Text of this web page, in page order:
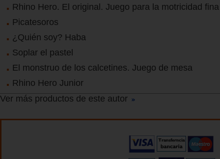
Rhino Hero. El original. Juego para la motricidad fina
Picatesoros
¿Quién soy? Haba
Soplar el pastel
El monstruo de los calcetines. Juego de mesa
Rhino Hero Junior
Ver más productos de este autor